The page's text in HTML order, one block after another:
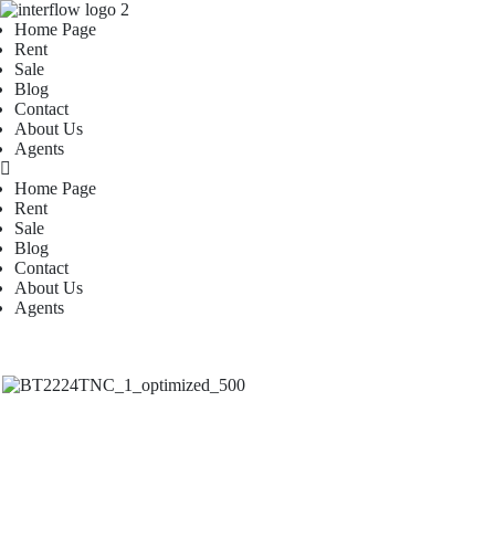
Home Page
Rent
Sale
Blog
Contact
About Us
Agents
Home Page
Rent
Sale
Blog
Contact
About Us
Agents